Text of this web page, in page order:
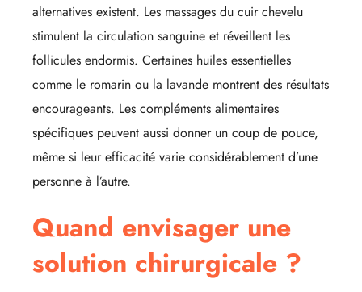
alternatives existent. Les massages du cuir chevelu
stimulent la circulation sanguine et réveillent les
follicules endormis. Certaines huiles essentielles
comme le romarin ou la lavande montrent des résultats
encourageants. Les compléments alimentaires
spécifiques peuvent aussi donner un coup de pouce,
même si leur efficacité varie considérablement d’une
personne à l’autre.
Quand envisager une
solution chirurgicale ?